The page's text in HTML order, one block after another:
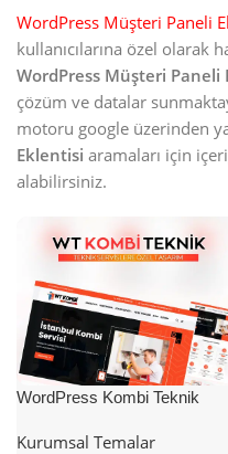
WordPress Müşteri Paneli
kullanıcılarına özel olarak
WordPress Müşteri Paneli
çözüm ve datalar
motoru google üzerinden
Eklentisi aramaları için
alabilirsiniz.
WordPress Kombi Teknik
Kurumsal Temalar